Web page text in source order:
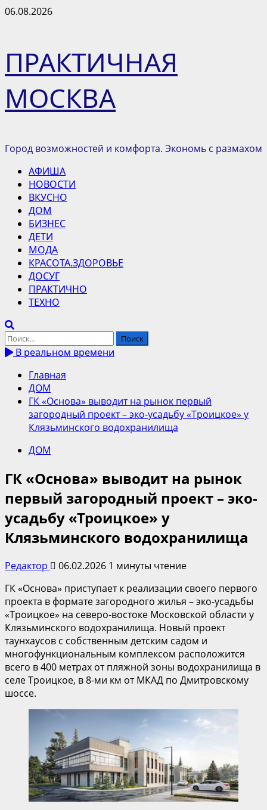
Перейти
06.08.2026
ПРАКТИЧНАЯ
МОСКВА
Город возможностей и комфорта. Экономь с размахом
Основное
меню
АФИША
НОВОСТИ
ВКУСНО
ДОМ
БИЗНЕС
ДЕТИ
МОДА
КРАСОТА.ЗДОРОВЬЕ
ДОСУГ
ПРАКТИЧНО
ТЕХНО
Найти:
В реальном времени
Главная
ДОМ
ГК «Основа» выводит на рынок первый
загородный проект – эко-усадьбу «Троицкое» у
Клязьминского водохранилища
ДОМ
ГК «Основа» выводит на рынок
первый загородный проект – эко-
усадьбу «Троицкое» у
Клязьминского водохранилища
Редактор 06.02.2026 1 минуты чтение
ГК «Основа» приступает к реализации своего первого
проекта в формате загородного жилья – эко-усадьбы
«Троицкое» на северо-востоке Московской области у
Клязьминского водохранилища. Новый проект
таунхаусов с собственным детским садом и
многофункциональным комплексом расположится
всего в 400 метрах от пляжной зоны водохранилища в
селе Троицкое, в 8-ми км от МКАД по Дмитровскому
шоссе.